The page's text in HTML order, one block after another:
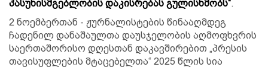
პასუხისმგებლობის დაკისრებას გულისხმობს“.
2 ნოემბერთან - ჟურნალისტების წინააღმდეგ
ჩადენილ დანაშაულთა დაუსჯელობის აღმოფხვრის
საერთაშორისო დღესთან დაკავშირებით „პრესის
თავისუფლების მტაცებელთა“ 2025 წლის სია